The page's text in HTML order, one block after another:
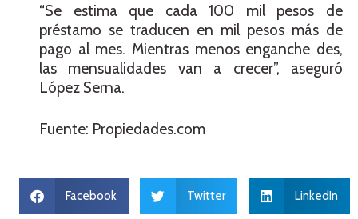
“Se estima que cada 100 mil pesos de
préstamo se traducen en mil pesos más de
pago al mes. Mientras menos enganche des,
las mensualidades van a crecer”, aseguró
López Serna.
Fuente: Propiedades.com
Facebook Twitter LinkedIn